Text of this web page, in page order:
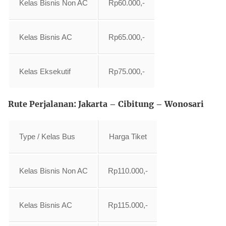
Kelas Bisnis Non AC Rp60.000,-
Kelas Bisnis AC Rp65.000,-
Kelas Eksekutif Rp75.000,-
Rute Perjalanan: Jakarta – Cibitung – Wonosari
Type / Kelas Bus Harga Tiket
Kelas Bisnis Non AC Rp110.000,-
Kelas Bisnis AC Rp115.000,-